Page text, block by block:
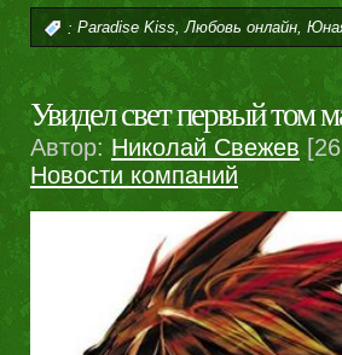
: Paradise Kiss,Любовь онлайн,
Увидел свет первый том
Автор: Николай Свежев
Новости компаний